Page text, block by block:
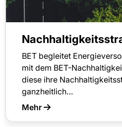
BET begleitet
mit dem BET-
diese ihre
ganzheitlich…
Mehr